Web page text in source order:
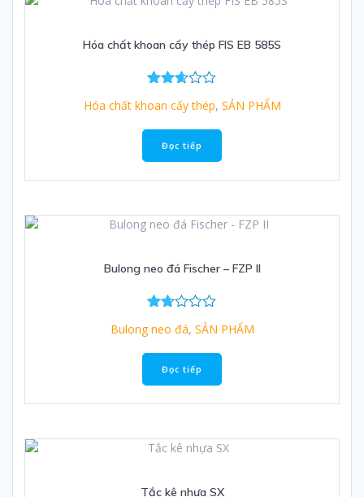
Hóa chất khoan cấy thép FIS EB 585S
xếp
5
sao
Hóa chất khoan cấy thép, SẢN PHẨM
Đọc tiếp
Bulong neo đá Fischer – FZP II
ợc
g
1.67
Bulong neo đá, SẢN PHẨM
Đọc tiếp
Tắc kê nhựa SX